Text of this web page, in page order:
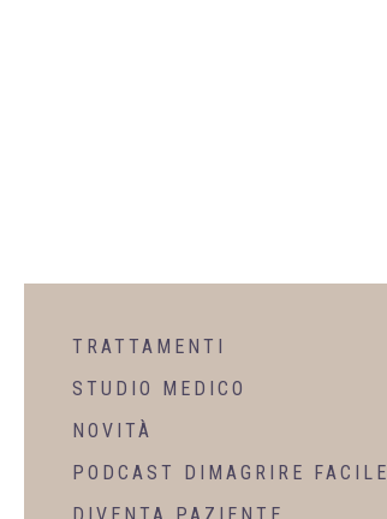
TRATTAMENTI
STUDIO MEDICO
NOVITÀ
PODCAST DIMAGRIRE FACILE